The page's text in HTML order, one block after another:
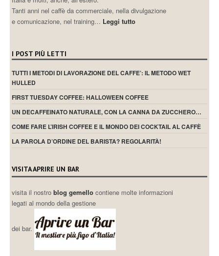
Tanti anni nel caffè da commerciale, nella divulgazione
e comunicazione, nel training… Leggi tutto
I POST PIÙ LETTI
TUTTI I METODI DI LAVORAZIONE DEL CAFFE’: IL METODO WET
HULLED
FIRST TUESDAY COFFEE: HALLOWEEN COFFEE
UN DECAFFEINATO NATURALE, CON LA CANNA DA ZUCCHERO…
COME FARE L’IRISH COFFEE E IL MONDO DEI COCKTAIL AL CAFFÈ
LA PAROLA D’ORDINE DEL BARISTA? REGOLARITÀ!
VISITA APRIRE UN BAR
visita il nostroblog gemellocontiene molte informazioni
legati al mondo della gestione
dei bar.